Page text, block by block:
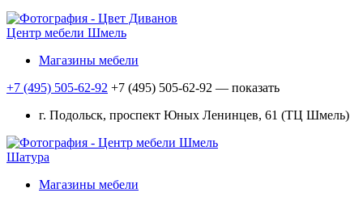
Центр мебели Шмель
Магазины мебели
+7 (495) 505-62-92 +7 (495) 505-62-92 — показать
г. Подольск, проспект Юных Ленинцев, 61 (ТЦ Шмель)
Шатура
Магазины мебели